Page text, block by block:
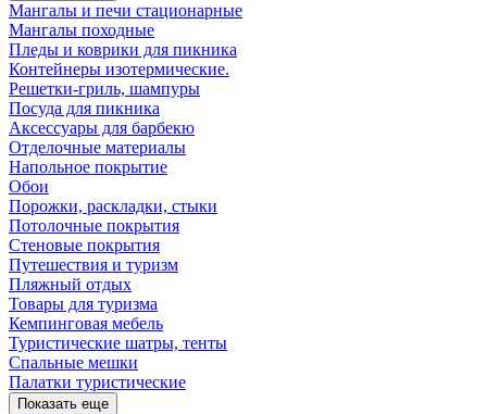
Мангалы и печи стационарные
Мангалы походные
Пледы и коврики для пикника
Контейнеры изотермические.
Решетки-гриль, шампуры
Посуда для пикника
Аксессуары для барбекю
Отделочные материалы
Напольное покрытие
Обои
Порожки, раскладки, стыки
Потолочные покрытия
Стеновые покрытия
Путешествия и туризм
Пляжный отдых
Товары для туризма
Кемпинговая мебель
Туристические шатры, тенты
Спальные мешки
Палатки туристические
Показать еще